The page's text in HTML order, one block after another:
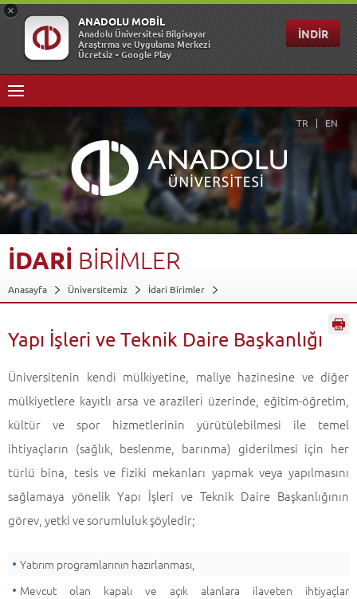
TR EN
İDARİ BİRİMLER
Anasayfa Üniversitemiz
İdari Birimler
Yapı İşleri ve Teknik Daire Başkanlığı
Üniversitenin kendi mülkiyetine, maliye hazinesine ve diğer
mülkiyetlere kayıtlı arsa ve arazileri üzerinde, eğitim-öğretim,
kültür ve spor hizmetlerinin yürütülebilmesi ile temel
ihtiyaçların (sağlık, beslenme, barınma) giderilmesi için her
türlü bina, tesis ve fiziki mekanları yapmak veya yapılmasını
sağlamaya yönelik Yapı İşleri ve Teknik Daire Başkanlığının
görev, yetki ve sorumluluk şöyledir;
Yatırım programlarının hazırlanması,
Mevcut olan kapalı ve açık alanlara ilaveten ihtiyaçlar